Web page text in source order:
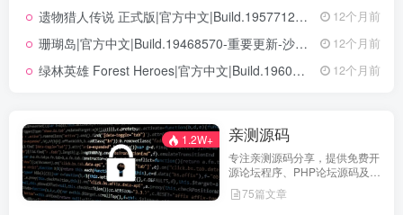
遗物猎人传说 正式版|官方中文|Build.19577129+全DLC|解压即撸| 12个月前
珊瑚岛|官方中文|Build.19468570-重要更新-沙盒|解压即撸| 12个月前
绿林英雄 Forest Heroes|官方中文|Build.19609351+全DLC|解压即撸| 12个月前
1.2W+ 亲测源码
专注亲测源码分享，提供免费开
源论坛程序、PHP论坛源码及论
坛搭建解决方案，所有源码均经
实际测试可用，助力快速搭建稳
75篇文章